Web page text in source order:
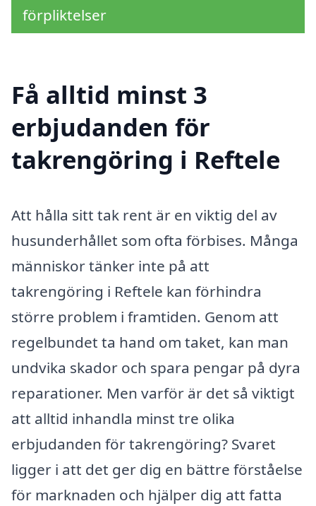
förpliktelser
Få alltid minst 3
erbjudanden för
takrengöring i Reftele
Att hålla sitt tak rent är en viktig del av
husunderhållet som ofta förbises. Många
människor tänker inte på att
takrengöring i Reftele kan förhindra
större problem i framtiden. Genom att
regelbundet ta hand om taket, kan man
undvika skador och spara pengar på dyra
reparationer. Men varför är det så viktigt
att alltid inhandla minst tre olika
erbjudanden för takrengöring? Svaret
ligger i att det ger dig en bättre förståelse
för marknaden och hjälper dig att fatta